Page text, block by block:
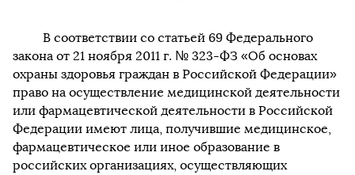
В соответствии со статьей 69 Федерального
закона от 21 ноября 2011 г. № 323-ФЗ «Об основах
охраны здоровья граждан в Российской Федерации»
право на осуществление медицинской деятельности
или фармацевтической деятельности в Российской
Федерации имеют лица, получившие медицинское,
фармацевтическое или иное образование в
российских организациях, осуществляющих